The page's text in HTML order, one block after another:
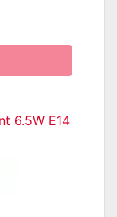
6.5W E14